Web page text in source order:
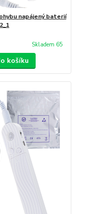
napájený baterií
Skladem 65
košíku